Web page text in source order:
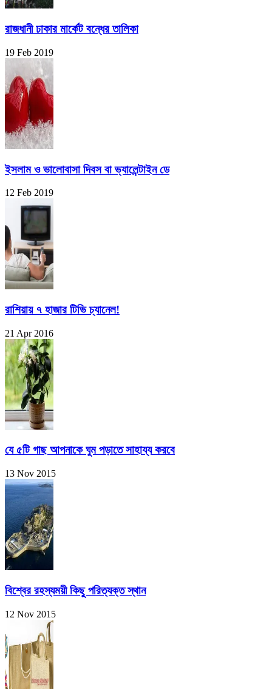
রাজধানী ঢাকার মার্কেট বন্ধের তালিকা
19 Feb 2019
ইসলাম ও ভালোবাসা দিবস বা ভ্যালেন্টাইন ডে
12 Feb 2019
রাশিয়ায় ৭ হাজার টিভি চ্যানেল!
21 Apr 2016
যে ৫টি গাছ আপনাকে ঘুম পড়াতে সাহায্য করবে
13 Nov 2015
বিশ্বের রহস্যময়ী কিছু পরিত্যক্ত স্থান
12 Nov 2015